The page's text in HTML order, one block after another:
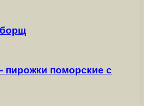
борщ
пирожки поморские с